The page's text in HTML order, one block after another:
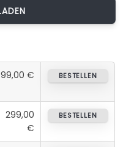
99,00 € BESTELLEN
299,00
€
BESTELLEN